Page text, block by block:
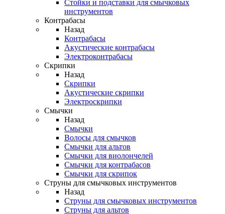
Стойки и подставки для смычковых
инструментов
Контрабасы
Назад
Контрабасы
Акустические контрабасы
Электроконтрабасы
Скрипки
Назад
Скрипки
Акустические скрипки
Электроскрипки
Смычки
Назад
Смычки
Волосы для смычков
Смычки для альтов
Смычки для виолончелей
Смычки для контрабасов
Смычки для скрипок
Струны для смычковых инструментов
Назад
Струны для смычковых инструментов
Струны для альтов